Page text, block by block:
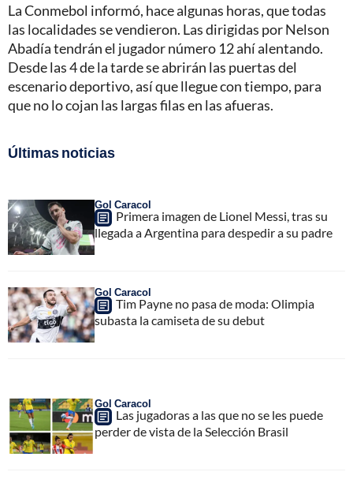
La Conmebol informó, hace algunas horas, que todas
las localidades se vendieron. Las dirigidas por Nelson
Abadía tendrán el jugador número 12 ahí alentando.
Desde las 4 de la tarde se abrirán las puertas del
escenario deportivo, así que llegue con tiempo, para
que no lo cojan las largas filas en las afueras.
Últimas noticias
Gol Caracol
Primera imagen de Lionel Messi, tras su
llegada a Argentina para despedir a su padre
Gol Caracol
Tim Payne no pasa de moda: Olimpia
subasta la camiseta de su debut
Gol Caracol
Las jugadoras a las que no se les puede
perder de vista de la Selección Brasil